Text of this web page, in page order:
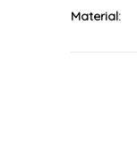
Material: